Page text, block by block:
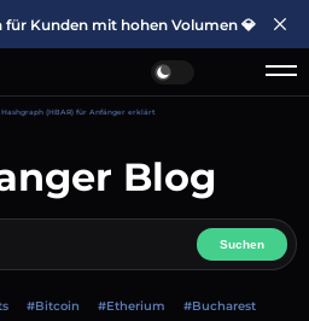
Kunden mit hohen Volumen 💎
(HBAR) für Anfänger erklärt
Blog
Suchen
#Bitcoin #Etherium
#Bucharest